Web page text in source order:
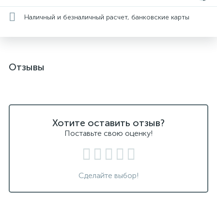
Наличный и безналичный расчет, банковские карты
Отзывы
Хотите оставить отзыв?
Поставьте свою оценку!
Сделайте выбор!